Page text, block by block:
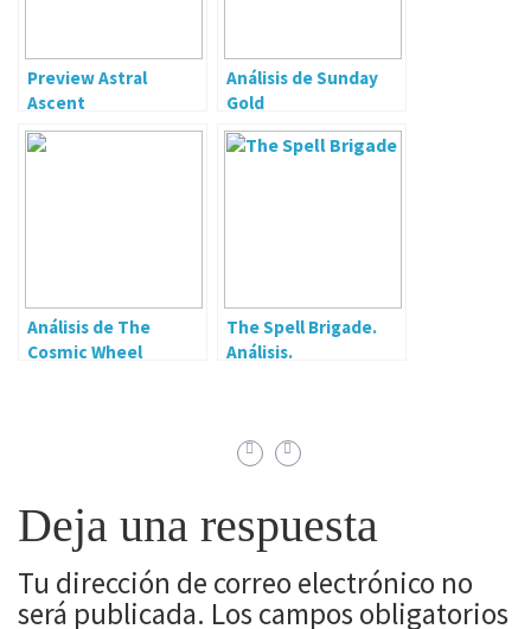
Preview Astral
Ascent
Análisis de Sunday
Gold
Análisis de The
Cosmic Wheel
The Spell Brigade.
Análisis.
Deja una respuesta
Tu dirección de correo electrónico no
será publicada. Los campos obligatorios